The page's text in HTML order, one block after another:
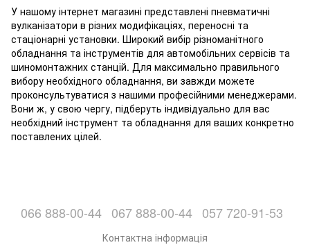
У нашому інтернет магазині представлені пневматичні
вулканізатори в різних модифікаціях, переносні та
стаціонарні установки. Широкий вибір різноманітного
обладнання та інструментів для автомобільних сервісів та
шиномонтажних станцій. Для максимально правильного
вибору необхідного обладнання, ви завжди можете
проконсультуватися з нашими професійними менеджерами.
Вони ж, у свою чергу, підберуть індивідуально для вас
необхідний інструмент та обладнання для ваших конкретно
поставлених цілей.
066 888-00-44 067 888-00-44 057 720-91-53
Контактна інформація